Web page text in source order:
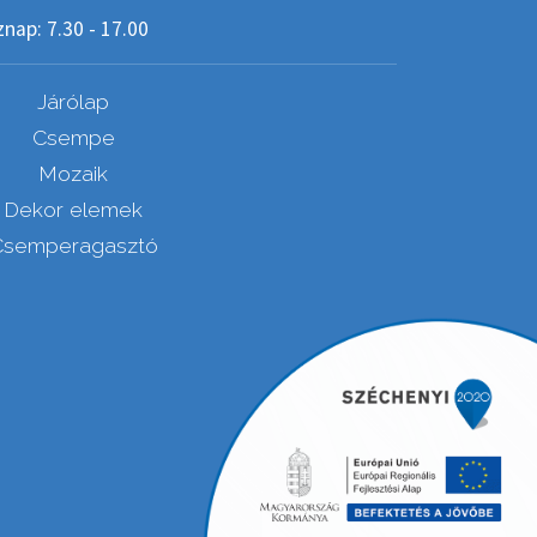
7.30 - 17.00
Járólap
Csempe
Mozaik
Dekor elemek